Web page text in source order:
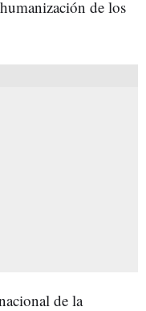
de los
de la